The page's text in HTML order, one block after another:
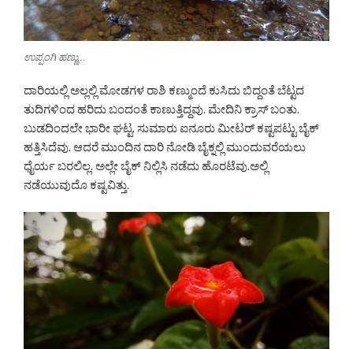
ಉಪ್ಪಂಗಿ ಹಣ್ಣು…
ದಾರಿಯಲ್ಲಿ ಅಲ್ಲಲ್ಲಿ ಮೋಡಗಳ ರಾಶಿ ಕಣ್ಮುಂದೆ ಕುಸಿದು ಬಿದ್ದಂತೆ ಬೆಟ್ಟದ
ತುದಿಗಳಿಂದ ಹರಿದು ಬಂದಂತೆ ಕಾಣುತ್ತಿದ್ದವು. ಮೇದಿನಿ ಕ್ರಾಸ್ ಬಂತು.
ಬುಡದಿಂದಲೇ ಭಾರೀ ಘಟ್ಟ. ಸುಮಾರು ಐನೂರು ಮೀಟರ್ ಕಷ್ಟಪಟ್ಟು ಬೈಕ್
ಹತ್ತಿಸಿದೆವು. ಆದರೆ ಮುಂದಿನ ದಾರಿ ನೋಡಿ ಬೈಕ್ನಲ್ಲಿ ಮುಂದುವರೆಯಲು
ಧೈರ್ಯ ಬರಲಿಲ್ಲ. ಅಲ್ಲೇ ಬೈಕ್ ನಿಲ್ಲಿಸಿ ನಡೆದು ಹೊರಟೆವು.ಅಲ್ಲಿ
ನಡೆಯುವುದೊ ಕಷ್ಟವಿತ್ತು.